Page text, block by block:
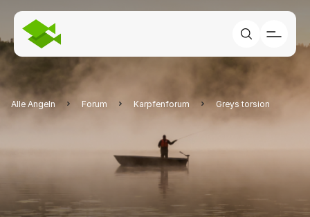
Alle Angeln Forum Karpfenforum Greys torsion